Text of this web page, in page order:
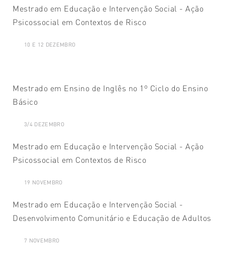
Mestrado em Educação e Intervenção Social - Ação
Psicossocial em Contextos de Risco
10 E 12 DEZEMBRO
Mestrado em Ensino de Inglês no 1º Ciclo do Ensino
Básico
3/4 DEZEMBRO
Mestrado em Educação e Intervenção Social - Ação
Psicossocial em Contextos de Risco
19 NOVEMBRO
Mestrado em Educação e Intervenção Social -
Desenvolvimento Comunitário e Educação de Adultos
7 NOVEMBRO